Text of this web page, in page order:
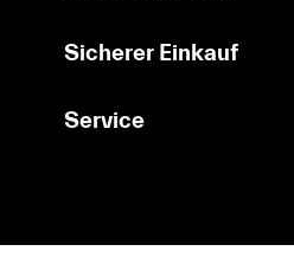
Sicherer Einkauf
Service